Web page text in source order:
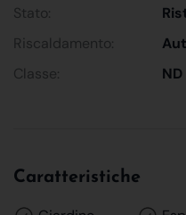
Stato:
Riscaldamento:
Classe:
ND
Caratteristiche